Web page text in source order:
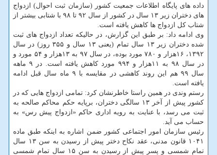
داده های پایگاه اطلاعات جمعیت کشور (سازمان ثبت احوال) ازدواج
های دختران زیر ۱۳ سال در کشور از سال ۹۲ تا ۹۸ با شتابی بیشتر از
شتاب کل ازدواج ها کاهش یافته است.
وی ادامه داد: بر طبق این گزارش، در حالیکه تعداد ازدواج های ثبت
شده دختران زیر ۱۳ سال تمام (یعنی ۱۳ سال و ۳۵۵ روز) در سال
۱۳۹۲، ۱۶هزار و ۷۸۰ مورد بوده، در سال ۹۷ به ۱۳هزار و ۵۴ مورد و
در سال ۹۸ به ۱۱هزار و ۹۹۴ مورد کاهش یافته است. در ۹ ماهه
سال ۹۹ هم این روند کاهشی در مقایسه با ۹ ماه سال قبل ادامه
یافته است.
رستم وندی در همین راستا خاطرنشان کرد: تمامی ازدواج هایی که در
کشور پیش از آخر ۱۳ سالگی دختران، برپایه حکم محاکم صالحه به
ثبت می رسد، با عنایت به رویه اداری حاکم «ازدواج پیش رس» به
حساب می آید.
رئیس سازمان امور اجتماعی کشور ضمن اشاره به اینکه طبق ماده
۱۰۴۱ قانون مدنی، عقد نکاح دختر پیش از رسیدن به سن ۱۳ سال
تمام شمسی و پسر پیش از رسیدن به سن ۱۵ سال تمام شمسی